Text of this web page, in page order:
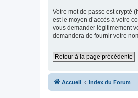
Votre mot de passe est crypté
est le moyen d’accès à votre
vous demander légitimement
demandera de fournir votre
Retour à la page précédente
Accueil Index du Forum